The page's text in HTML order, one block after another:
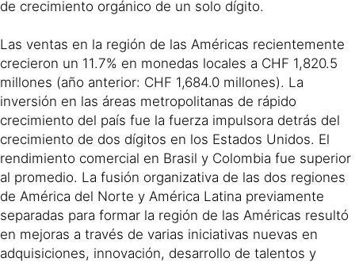
de crecimiento orgánico de un solo dígito.
Las ventas en la región de las Américas recientemente
crecieron un 11.7% en monedas locales a CHF 1,820.5
millones (año anterior: CHF 1,684.0 millones). La
inversión en las áreas metropolitanas de rápido
crecimiento del país fue la fuerza impulsora detrás del
crecimiento de dos dígitos en los Estados Unidos. El
rendimiento comercial en Brasil y Colombia fue superior
al promedio. La fusión organizativa de las dos regiones
de América del Norte y América Latina previamente
separadas para formar la región de las Américas resultó
en mejoras a través de varias iniciativas nuevas en
adquisiciones, innovación, desarrollo de talentos y